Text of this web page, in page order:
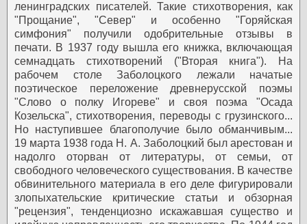
ленинградских писателей. Такие стихотворения, как
"Прощание", "Север" и особенно "Горяйская
симфония" получили одобрительные отзывы в
печати. В 1937 году вышла его книжка, включающая
семнадцать стихотворений ("Вторая книга"). На
рабочем столе Заболоцкого лежали начатые
поэтическое переложение древнерусской поэмы
"Слово о полку Игореве" и своя поэма "Осада
Козельска", стихотворения, переводы с грузинского...
Но наступившее благополучие было обманчивым...
19 марта 1938 года Н. А. Заболоцкий был арестован и
надолго оторван от литературы, от семьи, от
свободного человеческого существования. В качестве
обвинительного материала в его деле фигурировали
злопыхательские критические статьи и обзорная
"рецензия", тенденциозно искажавшая существо и